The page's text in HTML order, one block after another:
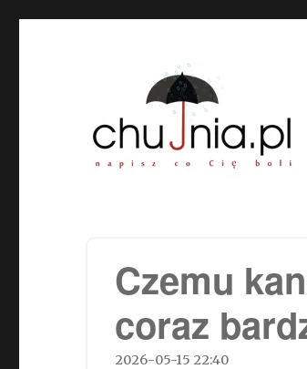
Czemu
coraz
2026-05-15 22:40